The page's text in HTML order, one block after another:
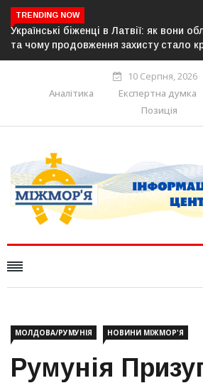
TRENDING NOW
біженці в Латвії: як вони
продовження захисту стало
10 Серпня, 2026
Аналітика
Експертна думка
Позиція
МОЛДОВА/РУМУНІЯ НОВИНИ МІЖМОР'Я
Румунія